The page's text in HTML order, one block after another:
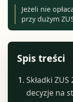
Jeżeli nie
przy dużym
Spis treści
Składki
decyzje na